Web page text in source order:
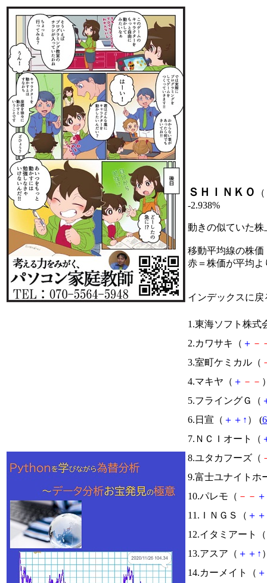
ＳＨＩＮＫＯ （
-2.938%
動きの似ていた
移動平均線の株価
赤＝株価が平均
インデックスに戻
1.東海ソフト株式
2.カワサキ（ ＋ －
3.室町ケミカル（
4.マキヤ（ ＋ － －
5.フライングＧ（
6.日宣（ ＋ ＋ ↑ ） (
7.ＮＣＩオート（
8.ユタカフーズ（
9.富士ユナイトホ
10.パレモ（ － － ＋
11.ＩＮＧＳ（ ＋ ＋
12.イタミアート（
13.アスア（ ＋ ＋ ↑
14.カーメイト（ ＋